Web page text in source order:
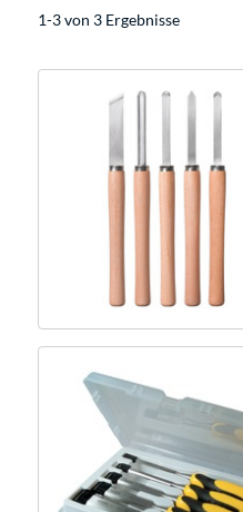
1-3 von 3 Ergebnisse